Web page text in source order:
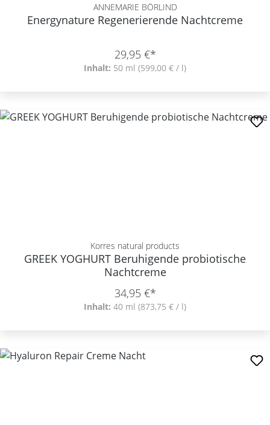
ANNEMARIE BÖRLIND
Energynature Regenerierende Nachtcreme
29,95 €*
Inhalt: 50 ml (599,00 € / l)
Korres natural products
GREEK YOGHURT Beruhigende probiotische
Nachtcreme
34,95 €*
Inhalt: 40 ml (873,75 € / l)